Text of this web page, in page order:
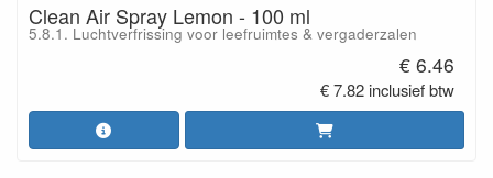
Clean Air Spray Lemon - 100 ml
5.8.1. Luchtverfrissing voor leefruimtes & vergaderzalen
€ 6.46
€ 7.82 inclusief btw